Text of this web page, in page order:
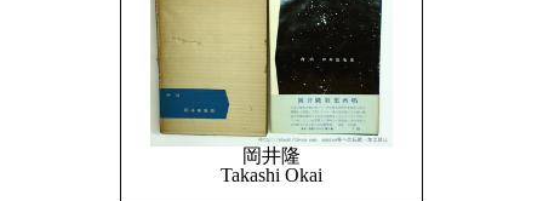
岡井隆
Takashi Okai